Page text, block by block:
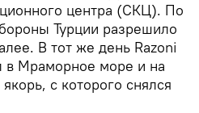
центра (СКЦ). По
Турции разрешило
В тот же день Razoni
Мраморное море и на
с которого снялся